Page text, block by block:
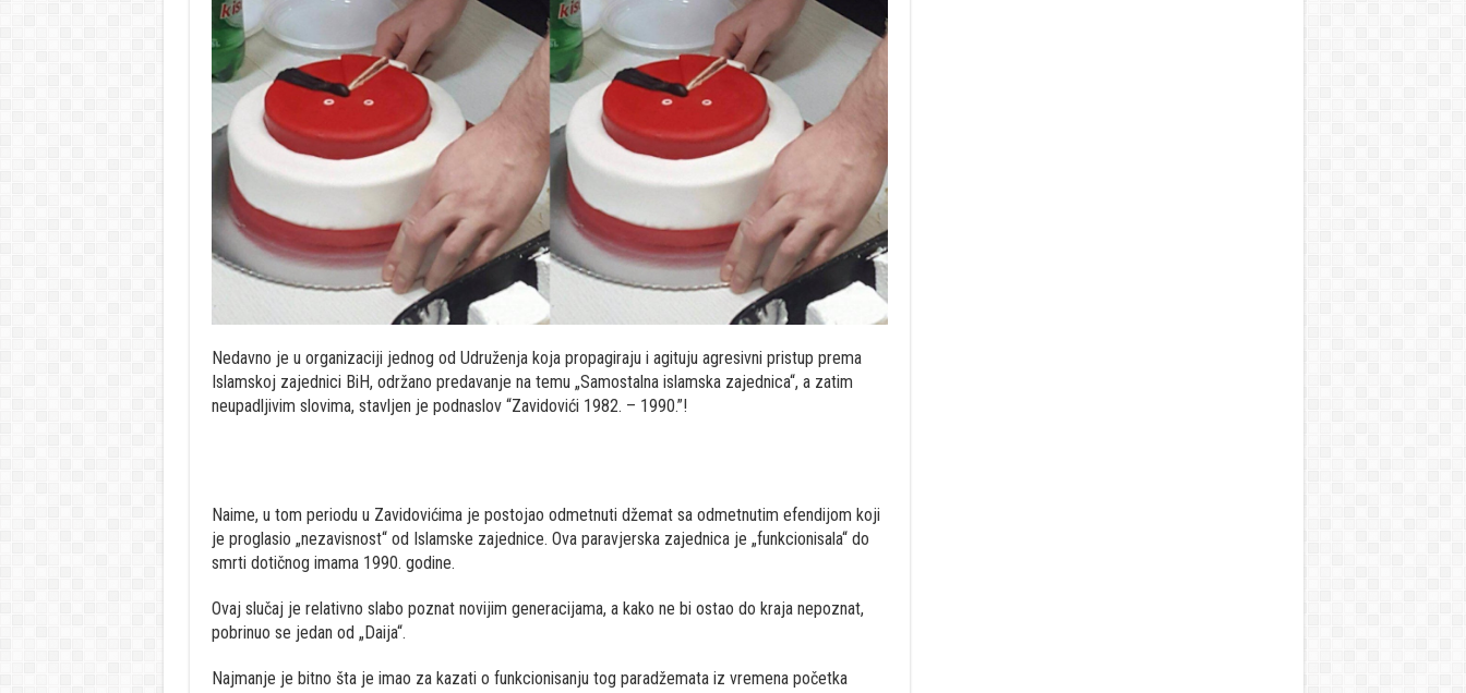
Nedavno je u organizaciji jednog od Udruženja koja propagiraju i agituju agresivni pristup prema
Islamskoj zajednici BiH, održano predavanje na temu „Samostalna islamska zajednica“, a zatim
neupadljivim slovima, stavljen je podnaslov “Zavidovići 1982. – 1990.”!
Naime, u tom periodu u Zavidovićima je postojao odmetnuti džemat sa odmetnutim efendijom koji
je proglasio „nezavisnost“ od Islamske zajednice. Ova paravjerska zajednica je „funkcionisala“ do
smrti dotičnog imama 1990. godine.
Ovaj slučaj je relativno slabo poznat novijim generacijama, a kako ne bi ostao do kraja nepoznat,
pobrinuo se jedan od „Daija“.
Najmanje je bitno šta je imao za kazati o funkcionisanju tog paradžemata iz vremena početka